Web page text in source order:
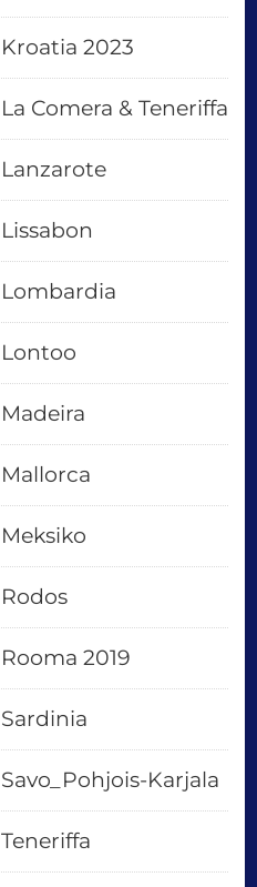
Kroatia 2023
La Comera & Teneriffa
Lanzarote
Lissabon
Lombardia
Lontoo
Madeira
Mallorca
Meksiko
Rodos
Rooma 2019
Sardinia
Savo_Pohjois-Karjala
Teneriffa